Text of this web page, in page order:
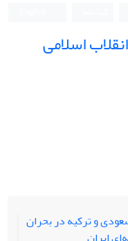
اسلامی